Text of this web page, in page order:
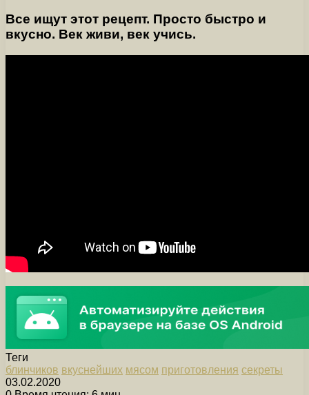
Все ищут этот рецепт. Просто быстро и
вкусно. Век живи, век учись.
Теги
блинчиков вкуснейших мясом приготовления секреты
03.02.2020